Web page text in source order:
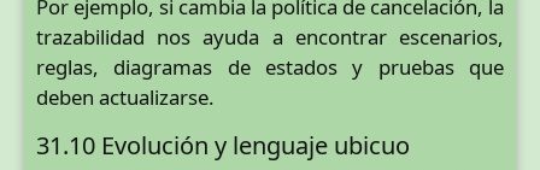
Por ejemplo, si cambia la política de cancelación, la
trazabilidad nos ayuda a encontrar escenarios,
reglas, diagramas de estados y pruebas que
deben actualizarse.
31.10 Evolución y lenguaje ubicuo